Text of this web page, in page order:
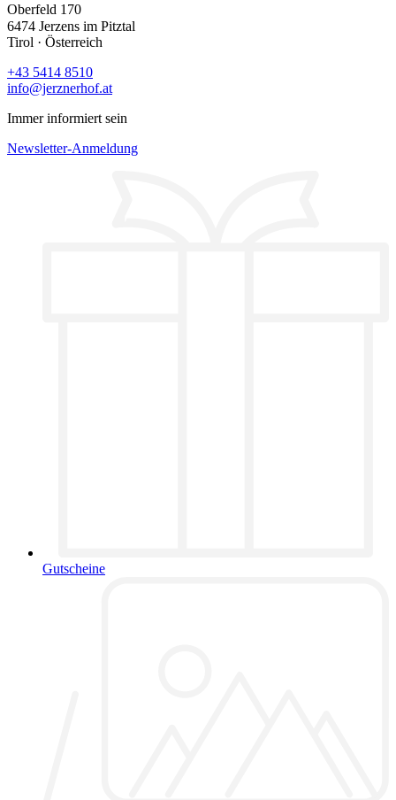
Oberfeld 170
6474 Jerzens im Pitztal
Tirol · Österreich
+43 5414 8510
info@jerznerhof.at
Immer informiert sein
Newsletter-Anmeldung
Gutscheine